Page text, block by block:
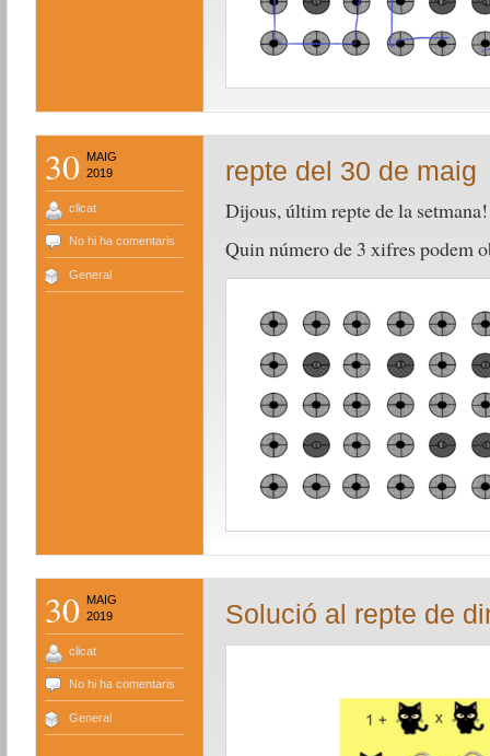
30
MAIG
2019
clicat
No hi ha comentaris
General
repte del 30 de maig
Dijous, últim repte de la setmana!
Quin número de 3 xifres podem
30
MAIG
2019
clicat
No hi ha comentaris
General
Solució al repte de